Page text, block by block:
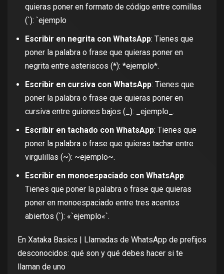
quieras poner en formato de código entre comillas
(`): `ejemplo
Escribir en negrita con WhatsApp: Tienes que
poner la palabra o frase que quieras poner en
negrita entre asteriscos (*): *ejemplo*.
Escribir en cursiva con WhatsApp: Tienes que
poner la palabra o frase que quieras poner en
cursiva entre guiones bajos (_): _ejemplo_.
Escribir en tachado con WhatsApp: Tienes que
poner la palabra o frase que quieras tachar entre
virgulillas (~): ~ejemplo~.
Escribir en monoespaciado con WhatsApp:
Tienes que poner la palabra o frase que quieras
poner en monoespaciado entre tres acentos
abiertos (`): «`ejemplo«`.
En Xataka Basics | Llamadas de WhatsApp de prefijos
desconocidos: qué son y qué debes hacer si te
llaman de uno